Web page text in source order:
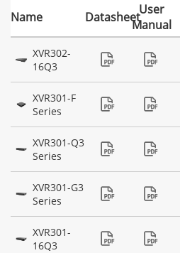
Name DatasheetUser
Manual
XVR302-
16Q3
XVR301-F
Series
XVR301-Q3
Series
XVR301-G3
Series
XVR301-
16Q3